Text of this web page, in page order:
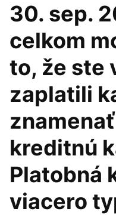
30. sep.
celkom
to, že ste
zaplatili
kreditnú
Platobná
viacero